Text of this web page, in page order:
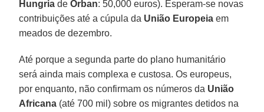
Hungria deOrban: 50,000 euros). Esperam-se novas
contribuições até a cúpula da União Europeia em
meados de dezembro.
Até porque a segunda parte do plano humanitário
será ainda mais complexa e custosa. Os europeus,
por enquanto, não confirmam os números da União
Africana (até 700 mil) sobre os migrantes detidos na